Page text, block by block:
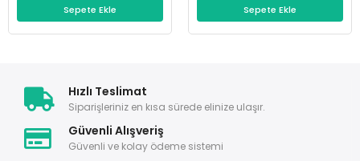
Sepete Ekle Sepete Ekle
Hızlı Teslimat
Siparişleriniz en kısa sürede elinize ulaşır.
Güvenli Alışveriş
Güvenli ve kolay ödeme sistemi